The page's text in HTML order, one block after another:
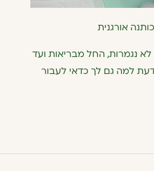
לא נגמרות, החל מבריאות ועד
ולדעת למה גם לך כדאי לעבור